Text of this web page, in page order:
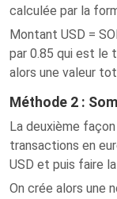
calculée par la
Montant USD =
par 0.85 qui est le
alors une valeur
Méthode 2 :
La deuxième
transactions en
USD et puis faire
On crée alors une